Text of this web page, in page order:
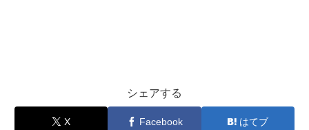
シェアする
X Facebook はてブ